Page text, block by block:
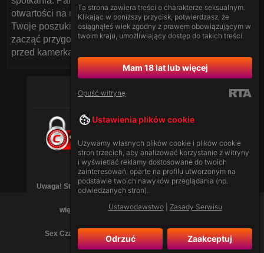
otwartości na nowe doświadczenia, a zapewniam, że
Twoje poszukiwania zakończą się sukcesem. Czas
zacząć przygodę – odwiedź nasz polski czat z modelkami
przed kamerką już dziś!
Ustawodawstwo|Zasady Serwisu]
Uwaga! Strona może zawierać treści dla dorosłych (18+),
więc jest przeznaczona tylko dla dorosłych.
Sex Czat ZywoSeks © Prawa autorskie 2010 - 2026 .
Ta strona zawiera treści o charakterze seksualnym.
Klikając w poniższy przycisk, potwierdzasz, że
osiągnąłeś wiek zgodny z prawem obowiązującym w
twoim kraju, umożliwiający dostęp do takich treści.
Mam 18 lat lub więcej
Opuść witrynę
Ustawienia plików cookie
Używamy własnych plików cookie i plików cookie
stron trzecich, aby analizować korzystanie z witryny
i wyświetlać reklamy dostosowane do twoich
zainteresowań, oparte na profilu utworzonym na
podstawie twoich nawyków przeglądania (np.
odwiedzanych stron).
Ustawodawstwo| Zasady Serwisu
Odrzuć Zaakceptuj